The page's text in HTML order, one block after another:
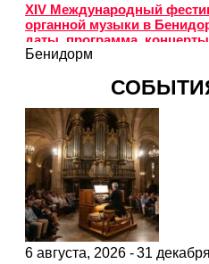
XIV Международный
органной музыки в
даты, программа, концерты
Бенидорм
6 августа, 2026 -31